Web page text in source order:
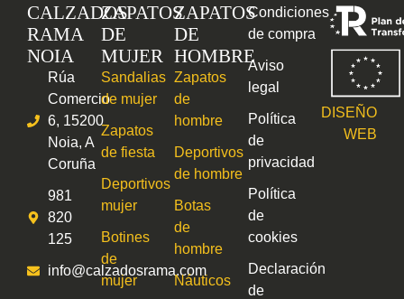
CALZADOS
RAMA
NOIA
Rúa
Comercio
6, 15200
Noia, A
Coruña
981
820
125
info@calzadosrama.com
ZAPATOS
DE
MUJER
Sandalias
de mujer
Zapatos
de fiesta
Deportivos
mujer
Botines
de
mujer
ZAPATOS
DE
HOMBRE
Zapatos
de
hombre
Deportivos
de hombre
Botas
de
hombre
Náuticos
Condiciones
de compra
Aviso
legal
Política
de
privacidad
Política
de
cookies
Declaración
de
DISEÑO
WEB